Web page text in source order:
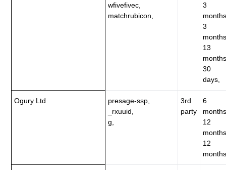
wfivefivec,
matchrubicon,
3
3
13
30
days,
Ogury Ltd
presage-ssp,
_rxuuid,
g,
3rd
party
6
12
12